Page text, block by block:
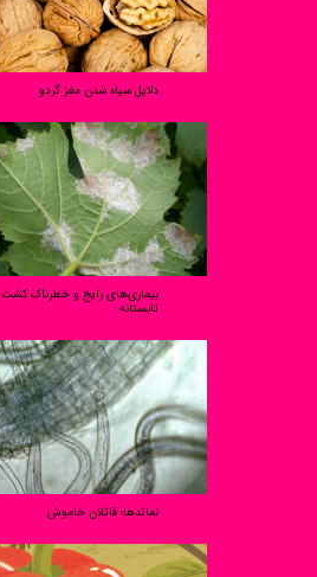
دلایل سیاه شدن مغز گردو
بیماری‌های رایج و خطرناک کشت
تابستانه
نماتدها؛ قاتلان خاموش